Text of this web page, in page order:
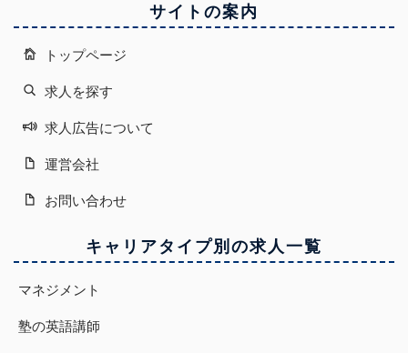
サイトの案内
トップページ
求人を探す
求人広告について
運営会社
お問い合わせ
キャリアタイプ別の求人一覧
マネジメント
塾の英語講師